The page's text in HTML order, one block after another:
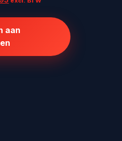
€299,95.
aan